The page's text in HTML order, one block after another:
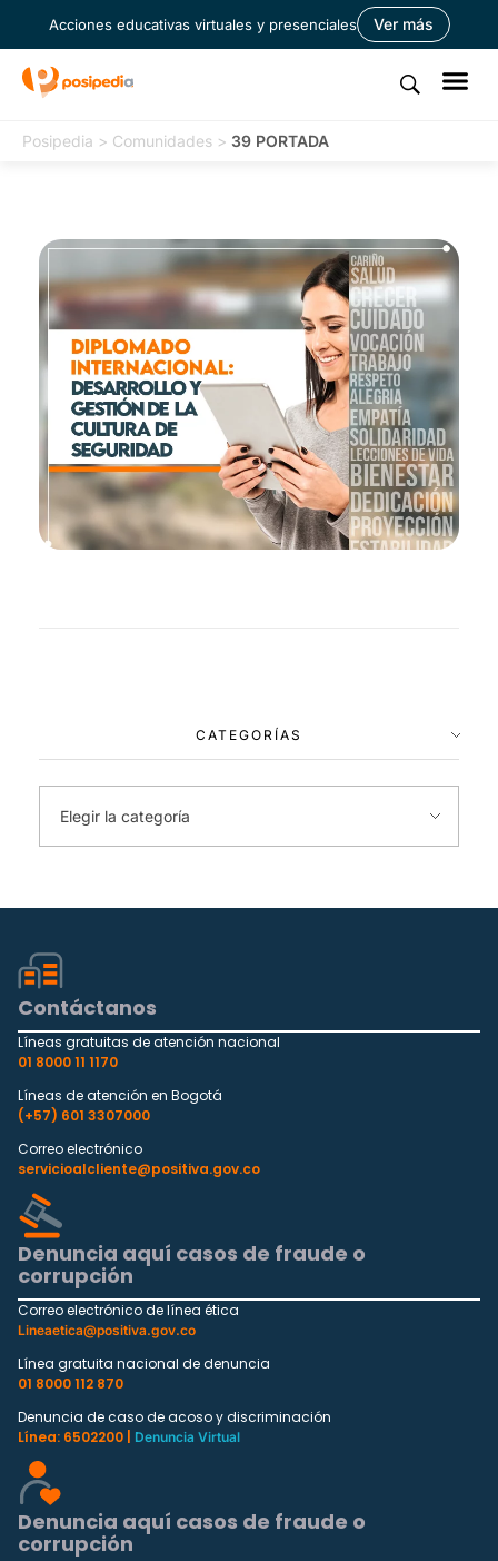
Acciones educativas virtuales y presenciales Ver más
Posipedia > Comunidades > 39 PORTADA
CATEGORÍAS
Contáctanos
Líneas gratuitas de atención nacional
01 8000 11 1170
Líneas de atención en Bogotá
(+57) 601 3307000
Correo electrónico
servicioalcliente@positiva.gov.co
Denuncia aquí casos de fraude o
corrupción
Correo electrónico de línea ética
Lineaetica@positiva.gov.co
Línea gratuita nacional de denuncia
01 8000 112 870
Denuncia de caso de acoso y discriminación
Línea: 6502200 |
Denuncia Virtual
Denuncia aquí casos de fraude o
corrupción